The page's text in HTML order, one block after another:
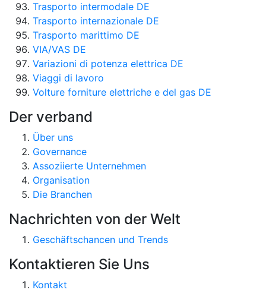
Trasporto intermodale DE
Trasporto internazionale DE
Trasporto marittimo DE
VIA/VAS DE
Variazioni di potenza elettrica DE
Viaggi di lavoro
Volture forniture elettriche e del gas DE
Der verband
Über uns
Governance
Assoziierte Unternehmen
Organisation
Die Branchen
Nachrichten von der Welt
Geschäftschancen und Trends
Kontaktieren Sie Uns
Kontakt